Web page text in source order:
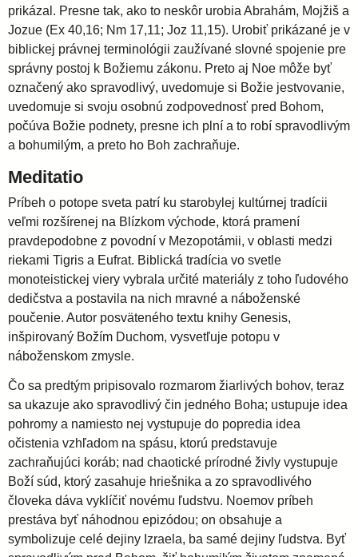
prikázal. Presne tak, ako to neskôr urobia Abrahám, Mojžiš a
Jozue (Ex 40,16; Nm 17,11; Joz 11,15). Urobiť prikázané je v
biblickej právnej terminológii zaužívané slovné spojenie pre
správny postoj k Božiemu zákonu. Preto aj Noe môže byť
označený ako spravodlivý, uvedomuje si Božie jestvovanie,
uvedomuje si svoju osobnú zodpovednosť pred Bohom,
počúva Božie podnety, presne ich plní a to robí spravodlivým
a bohumilým, a preto ho Boh zachraňuje.
Meditatio
Príbeh o potope sveta patrí ku starobylej kultúrnej tradícii
veľmi rozšírenej na Blízkom východe, ktorá pramení
pravdepodobne z povodní v Mezopotámii, v oblasti medzi
riekami Tigris a Eufrat. Biblická tradícia vo svetle
monoteistickej viery vybrala určité materiály z toho ľudového
dedičstva a postavila na nich mravné a náboženské
poučenie. Autor posväteného textu knihy Genesis,
inšpirovaný Božím Duchom, vysvetľuje potopu v
náboženskom zmysle.
Čo sa predtým pripisovalo rozmarom žiarlivých bohov, teraz
sa ukazuje ako spravodlivý čin jedného Boha; ustupuje idea
pohromy a namiesto nej vystupuje do popredia idea
očistenia vzhľadom na spásu, ktorú predstavuje
zachraňujúci koráb; nad chaotické prírodné živly vystupuje
Boží súd, ktorý zasahuje hriešnika a zo spravodlivého
človeka dáva vyklíčiť novému ľudstvu. Noemov príbeh
prestáva byť náhodnou epizódou; on obsahuje a
symbolizuje celé dejiny Izraela, ba samé dejiny ľudstva. Byť